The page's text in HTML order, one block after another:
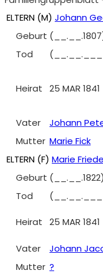
ELTERN (M) Johann
Geburt
Tod
Heirat 25 MAR 1841
Vater
Johann
Mutter Marie Fick
ELTERN (F) Marie
Geburt (__.__.1822)
Tod
Heirat 25 MAR 1841
Vater
Johann
Mutter ?